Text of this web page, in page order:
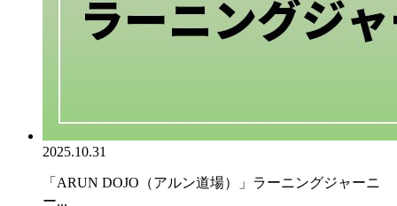
2025.10.31
「ARUN DOJO（アルン道場）」ラーニングジャーニ
ー...